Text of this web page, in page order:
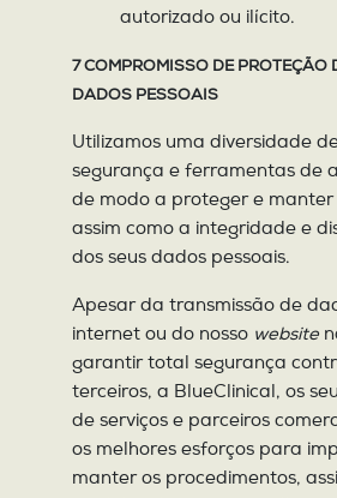
autorizado ou ilícito.
7 COMPROMISSO DE PROTEÇÃO
DADOS PESSOAIS
Utilizamos uma diversidade
segurança e ferramentas de
de modo a proteger e manter
assim como a integridade e
dos seus dados pessoais.
Apesar da transmissão de
internet ou do nosso website
garantir total segurança
terceiros, a BlueClinical, os
de serviços e parceiros
os melhores esforços para
manter os procedimentos,